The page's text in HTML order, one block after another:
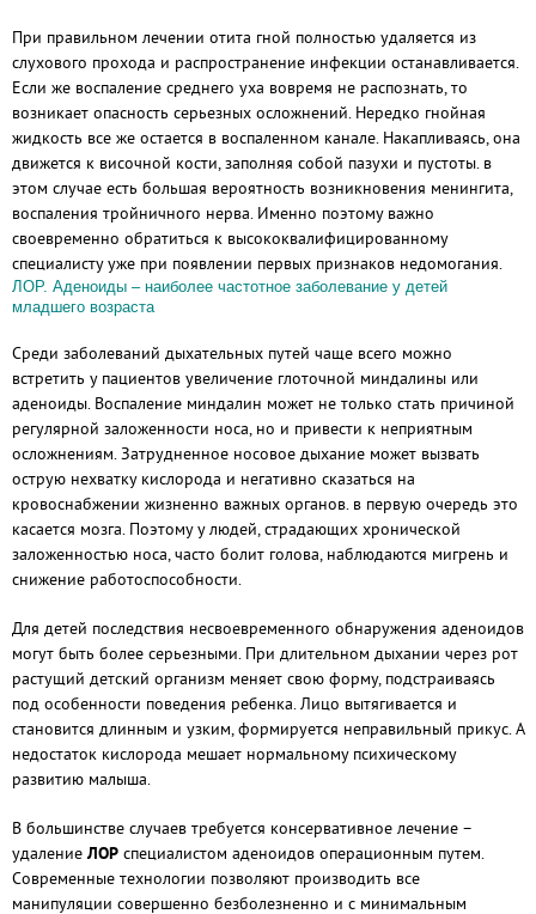
При правильном лечении отита гной полностью удаляется из
слухового прохода и распространение инфекции останавливается.
Если же воспаление среднего уха вовремя не распознать, то
возникает опасность серьезных осложнений. Нередко гнойная
жидкость все же остается в воспаленном канале. Накапливаясь, она
движется к височной кости, заполняя собой пазухи и пустоты. в
этом случае есть большая вероятность возникновения менингита,
воспаления тройничного нерва. Именно поэтому важно
своевременно обратиться к высококвалифицированному
специалисту уже при появлении первых признаков недомогания.
ЛОР. Аденоиды – наиболее частотное заболевание у детей
младшего возраста
Среди заболеваний дыхательных путей чаще всего можно
встретить у пациентов увеличение глоточной миндалины или
аденоиды. Воспаление миндалин может не только стать причиной
регулярной заложенности носа, но и привести к неприятным
осложнениям. Затрудненное носовое дыхание может вызвать
острую нехватку кислорода и негативно сказаться на
кровоснабжении жизненно важных органов. в первую очередь это
касается мозга. Поэтому у людей, страдающих хронической
заложенностью носа, часто болит голова, наблюдаются мигрень и
снижение работоспособности.
Для детей последствия несвоевременного обнаружения аденоидов
могут быть более серьезными. При длительном дыхании через рот
растущий детский организм меняет свою форму, подстраиваясь
под особенности поведения ребенка. Лицо вытягивается и
становится длинным и узким, формируется неправильный прикус. А
недостаток кислорода мешает нормальному психическому
развитию малыша.
В большинстве случаев требуется консервативное лечение –
удалениеЛОР специалистом аденоидов операционным путем.
Современные технологии позволяют производить все
манипуляции совершенно безболезненно и с минимальным